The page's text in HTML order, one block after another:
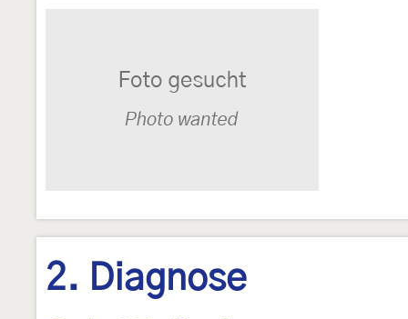
2. Diagnose